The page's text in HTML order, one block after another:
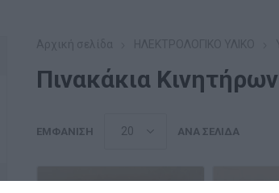
Πινακάκια Κινητήρων
ΕΜΦΆΝΙΣΗ ΑΝΆ ΣΕΛΊΔΑ